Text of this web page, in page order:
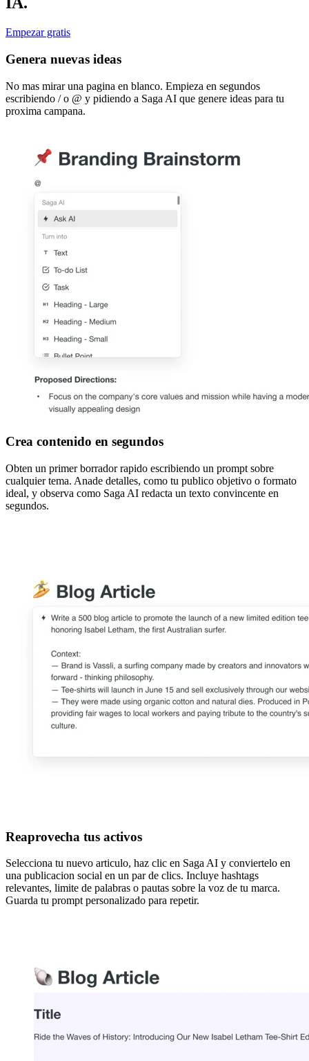
Empezar gratis
Genera nuevas ideas
No mas mirar una pagina en blanco. Empieza en segundos
escribiendo / o @ y pidiendo a Saga AI que genere ideas para tu
proxima campana.
Crea contenido en segundos
Obten un primer borrador rapido escribiendo un prompt sobre
cualquier tema. Anade detalles, como tu publico objetivo o formato
ideal, y observa como Saga AI redacta un texto convincente en
segundos.
Reaprovecha tus activos
Selecciona tu nuevo articulo, haz clic en Saga AI y conviertelo en
una publicacion social en un par de clics. Incluye hashtags
relevantes, limite de palabras o pautas sobre la voz de tu marca.
Guarda tu prompt personalizado para repetir.